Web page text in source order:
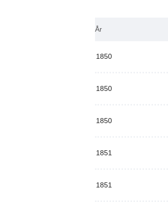
År
1850
1850
1850
1851
1851